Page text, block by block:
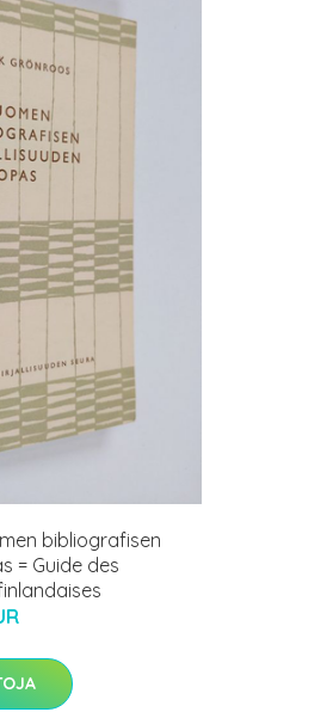
bibliografisen
= Guide des